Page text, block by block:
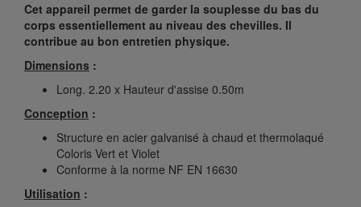
Cet appareil permet de garder la souplesse du bas du
corps essentiellement au niveau des chevilles. Il
contribue au bon entretien physique.
Dimensions :
Long. 2.20 x Hauteur d'assise 0.50m
Conception :
Structure en acier galvanisé à chaud et thermolaqué
Coloris Vert et Violet
Conforme à la norme NF EN 16630
Utilisation :